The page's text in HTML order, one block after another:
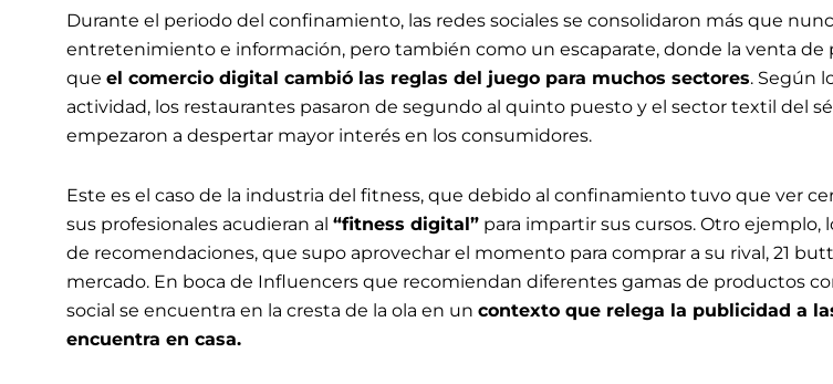
Durante el periodo del confinamiento, las redes sociales se consolidaron más que
entretenimiento e información, pero también como un escaparate, donde la venta
que el comercio digital cambió las reglas del juego para muchos sectores. Según
actividad, los restaurantes pasaron de segundo al quinto puesto y el sector textil del
empezaron a despertar mayor interés en los consumidores.
Este es el caso de la industria del fitness, que debido al confinamiento tuvo que ver
sus profesionales acudieran al “fitness digital” para impartir sus cursos. Otro ejemplo,
de recomendaciones, que supo aprovechar el momento para comprar a su rival, 21
mercado. En boca de Influencers que recomiendan diferentes gamas de productos
social se encuentra en la cresta de la ola en un contexto que relega la publicidad a
encuentra en casa.